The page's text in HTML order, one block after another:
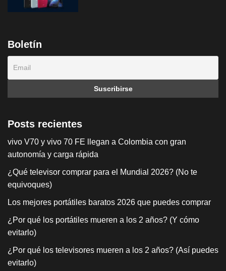
Boletín
Posts recientes
vivo V70 y vivo 70 FE llegan a Colombia con gran
autonomía y carga rápida
¿Qué televisor comprar para el Mundial 2026? (No te
equivoques)
Los mejores portátiles baratos 2026 que puedes comprar
¿Por qué los portátiles mueren a los 2 años? (Y cómo
evitarlo)
¿Por qué los televisores mueren a los 2 años? (Así puedes
evitarlo)